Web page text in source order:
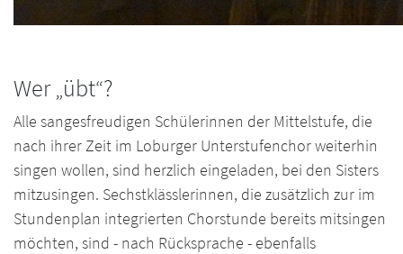
Wer „übt“?
Alle sangesfreudigen Schülerinnen der Mittelstufe, die
nach ihrer Zeit im Loburger Unterstufenchor weiterhin
singen wollen, sind herzlich eingeladen, bei den Sisters
mitzusingen. Sechstklässlerinnen, die zusätzlich zur im
Stundenplan integrierten Chorstunde bereits mitsingen
möchten, sind - nach Rücksprache - ebenfalls